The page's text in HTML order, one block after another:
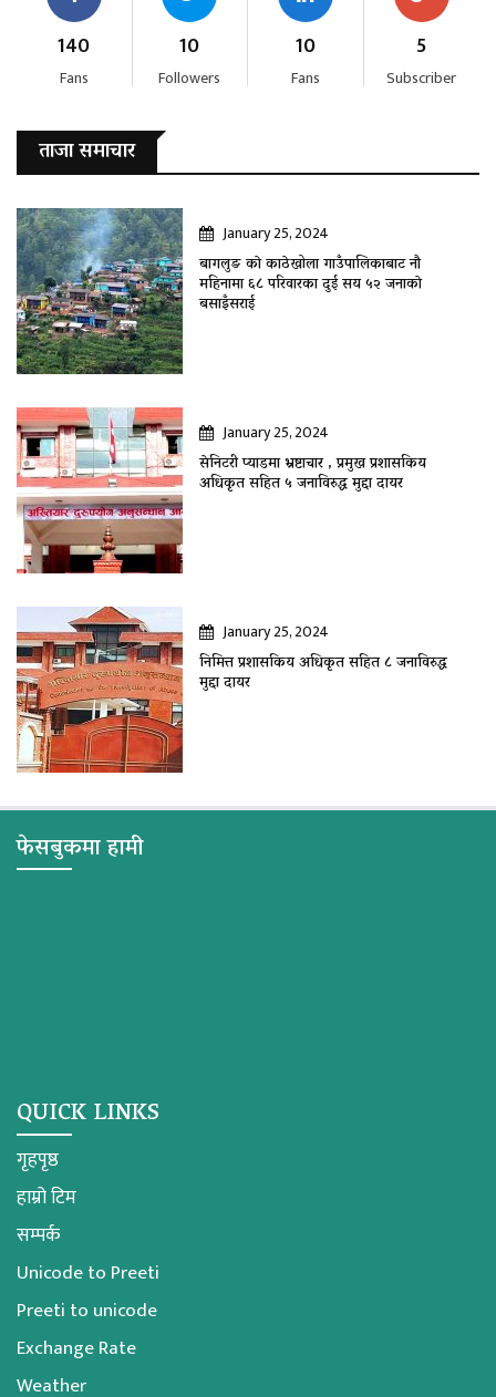
140
Fans
10
Followers
10
Fans
5
Subscriber
ताजा समाचार
January 25, 2024
बागलुङ काे काठेखोला गाउँपालिकाबाट नौ
महिनामा ६८ परिवारका दुई सय ५२ जनाकाे
बसाइँसराई
January 25, 2024
सेनिटरी प्याडमा भ्रष्टाचार , प्रमुख प्रशासकिय
अधिकृत सहित ५ जनाविरुद्ध मुद्दा दायर
January 25, 2024
निमित्त प्रशासकिय अधिकृत सहित ८ जनाविरुद्ध
मुद्दा दायर
फेसबुकमा हामी
QUICK LINKS
गृहपृष्ठ
हाम्रो टिम
सम्पर्क
Unicode to Preeti
Preeti to unicode
Exchange Rate
Weather